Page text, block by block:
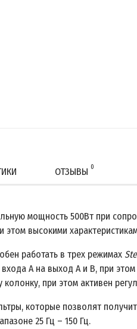
ОТЗЫВЫ 0
мощность 500Вт при
этом высокими
работать в трех режимах
A на выход A и B, при
при этом активен
которые позволят
25 Гц – 150 Гц.